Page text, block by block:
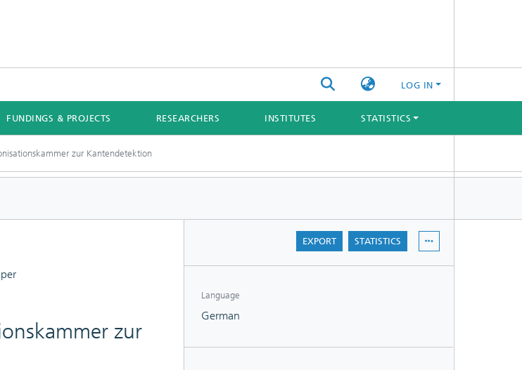
LOG IN
FUNDINGS & PROJECTS RESEARCHERS INSTITUTES STATISTICS
zur Kantendetektion
EXPORT STATISTICS
zur
Language
German